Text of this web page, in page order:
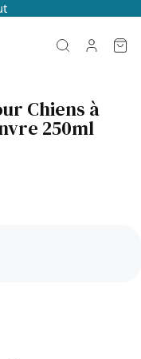
Chiens à
250ml